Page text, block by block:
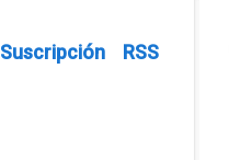
Suscripción RSS